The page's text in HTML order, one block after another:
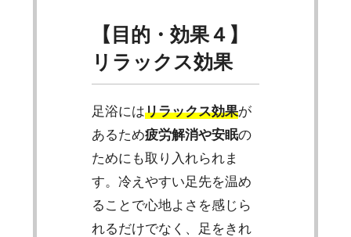
【目的・効果４】
リラックス効果
足浴にはリラックス効果が
あるため疲労解消や安眠の
ためにも取り入れられま
す。冷えやすい足先を温め
ることで心地よさを感じら
れるだけでなく、足をきれ